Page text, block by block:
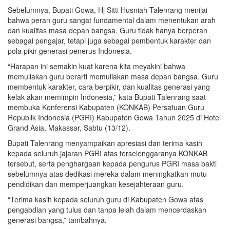
Sebelumnya, Bupati Gowa, Hj Sitti Husniah Talenrang menilai
bahwa peran guru sangat fundamental dalam menentukan arah
dan kualitas masa depan bangsa. Guru tidak hanya berperan
sebagai pengajar, tetapi juga sebagai pembentuk karakter dan
pola pikir generasi penerus Indonesia.
“Harapan ini semakin kuat karena kita meyakini bahwa
memuliakan guru berarti memuliakan masa depan bangsa. Guru
membentuk karakter, cara berpikir, dan kualitas generasi yang
kelak akan memimpin Indonesia,” kata Bupati Talenrang saat
membuka Konferensi Kabupaten (KONKAB) Persatuan Guru
Republik Indonesia (PGRI) Kabupaten Gowa Tahun 2025 di Hotel
Grand Asia, Makassar, Sabtu (13/12).
Bupati Talenrang menyampaikan apresiasi dan terima kasih
kepada seluruh jajaran PGRI atas terselenggaranya KONKAB
tersebut, serta penghargaan kepada pengurus PGRI masa bakti
sebelumnya atas dedikasi mereka dalam meningkatkan mutu
pendidikan dan memperjuangkan kesejahteraan guru.
“Terima kasih kepada seluruh guru di Kabupaten Gowa atas
pengabdian yang tulus dan tanpa lelah dalam mencerdaskan
generasi bangsa,” tambahnya.